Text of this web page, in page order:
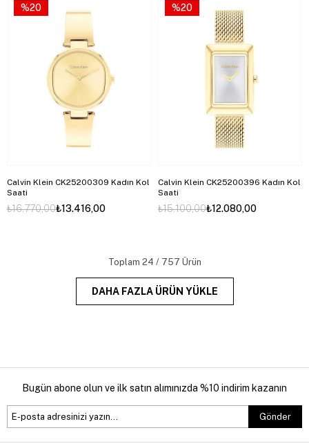
Calvin Klein CK25200309 Kadın Kol
Saati
₺13.416,00
₺16.770,00
%20
Calvin Klein CK25200396 Kadın Kol
Saati
₺12.080,00
₺15.100,00
%20
Toplam 24 / 757 Ürün
DAHA FAZLA ÜRÜN YÜKLE
Bugün abone olun ve ilk satın alımınızda %10 indirim kazanın
Gönder